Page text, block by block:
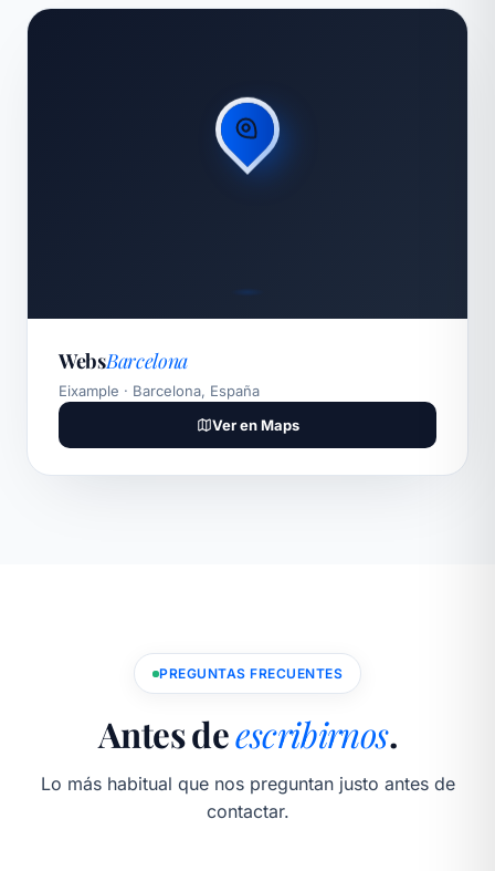
WebsBarcelona
Eixample · Barcelona, España
Ver en Maps
PREGUNTAS FRECUENTES
Antes deescribirnos.
Lo más habitual que nos preguntan justo antes de
contactar.